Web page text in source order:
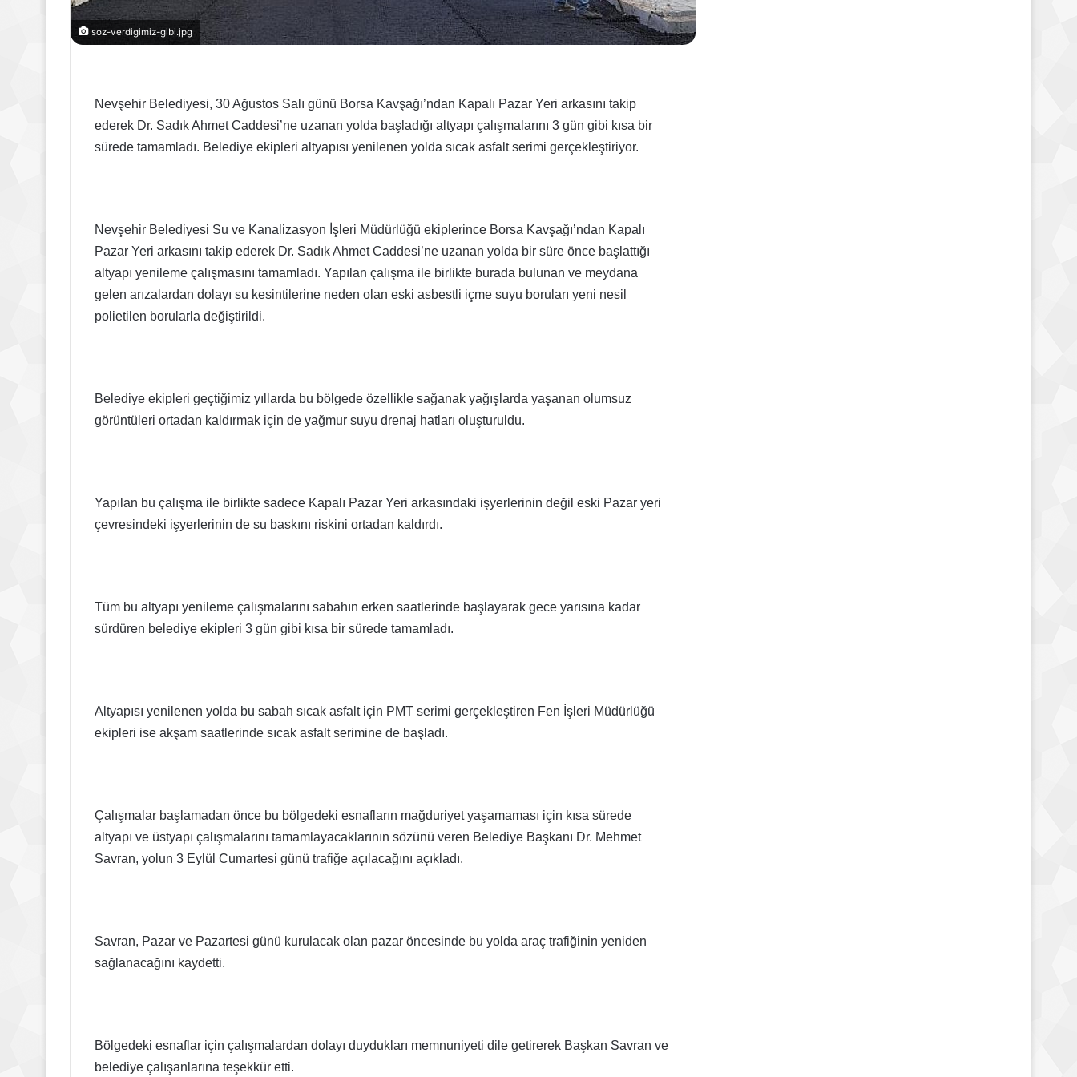
soz-verdigimiz-gibi.jpg
Nevşehir Belediyesi, 30 Ağustos Salı günü Borsa Kavşağı’ndan Kapalı Pazar Yeri arkasını takip
ederek Dr. Sadık Ahmet Caddesi’ne uzanan yolda başladığı altyapı çalışmalarını 3 gün gibi kısa bir
sürede tamamladı. Belediye ekipleri altyapısı yenilenen yolda sıcak asfalt serimi gerçekleştiriyor.
Nevşehir Belediyesi Su ve Kanalizasyon İşleri Müdürlüğü ekiplerince Borsa Kavşağı’ndan Kapalı
Pazar Yeri arkasını takip ederek Dr. Sadık Ahmet Caddesi’ne uzanan yolda bir süre önce başlattığı
altyapı yenileme çalışmasını tamamladı. Yapılan çalışma ile birlikte burada bulunan ve meydana
gelen arızalardan dolayı su kesintilerine neden olan eski asbestli içme suyu boruları yeni nesil
polietilen borularla değiştirildi.
Belediye ekipleri geçtiğimiz yıllarda bu bölgede özellikle sağanak yağışlarda yaşanan olumsuz
görüntüleri ortadan kaldırmak için de yağmur suyu drenaj hatları oluşturuldu.
Yapılan bu çalışma ile birlikte sadece Kapalı Pazar Yeri arkasındaki işyerlerinin değil eski Pazar yeri
çevresindeki işyerlerinin de su baskını riskini ortadan kaldırdı.
Tüm bu altyapı yenileme çalışmalarını sabahın erken saatlerinde başlayarak gece yarısına kadar
sürdüren belediye ekipleri 3 gün gibi kısa bir sürede tamamladı.
Altyapısı yenilenen yolda bu sabah sıcak asfalt için PMT serimi gerçekleştiren Fen İşleri Müdürlüğü
ekipleri ise akşam saatlerinde sıcak asfalt serimine de başladı.
Çalışmalar başlamadan önce bu bölgedeki esnafların mağduriyet yaşamaması için kısa sürede
altyapı ve üstyapı çalışmalarını tamamlayacaklarının sözünü veren Belediye Başkanı Dr. Mehmet
Savran, yolun 3 Eylül Cumartesi günü trafiğe açılacağını açıkladı.
Savran, Pazar ve Pazartesi günü kurulacak olan pazar öncesinde bu yolda araç trafiğinin yeniden
sağlanacağını kaydetti.
Bölgedeki esnaflar için çalışmalardan dolayı duydukları memnuniyeti dile getirerek Başkan Savran ve
belediye çalışanlarına teşekkür etti.